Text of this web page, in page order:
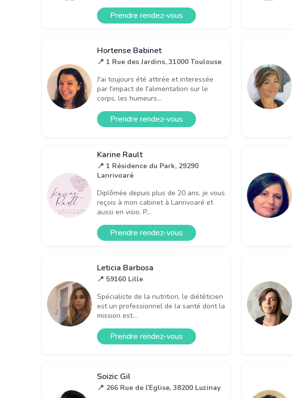
Prendre rendez-vous
Hortense Babinet
📍 1 Rue des Jardins, 31000 Toulouse
J'ai toujours été attirée et interessée
par l'impact de l'alimentation sur le
corps, les humeurs...
Prendre rendez-vous
Karine Rault
📍 1 Résidence du Park, 29290
Lanrivoaré
Diplômée depuis plus de 20 ans, je vous
reçois à mon cabinet à Lanrivoaré et
aussi en visio. P...
Prendre rendez-vous
Leticia Barbosa
📍 59160 Lille
Spécialiste de la nutrition, le diététicien
est un professionnel de la santé dont la
mission est...
Prendre rendez-vous
Soizic Gil
📍 266 Rue de l’Eglise, 38200 Luzinay